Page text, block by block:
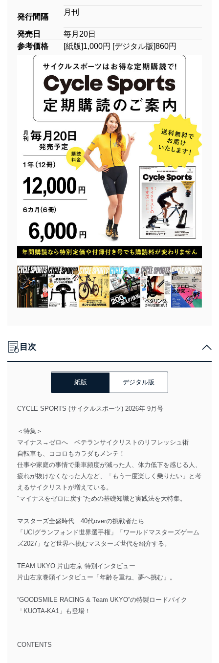
発行間隔
月刊
発売日
毎月20日
参考価格
[紙版]1,000円 [デジタル版]860円
目次
紙版 デジタル版
CYCLE SPORTS (サイクルスポーツ) 2026年 9月号
＜特集＞
マイナス→ゼロへ ベテランサイクリストのリフレッシュ術
自転車も、ココロもカラダもメンテ！
仕事や家庭の事情で乗車頻度が減った人、体力低下を感じる人、
疲れが抜けなくなった人など、「もう一度楽しく乗りたい」と考
えるサイクリストが増えている。
“マイナスをゼロに戻す”ための基礎知識と実践法を大特集。
マスターズ全盛時代 40代overの挑戦者たち
「UCIグランフォンド世界選手権」「ワールドマスターズゲーム
ズ2027」など世界へ挑むマスターズ世代を紹介する。
TEAM UKYO 片山右京 特別インタビュー
片山右京巻頭インタビュー「年齢を重ね、夢へ挑む」。
“GOODSMILE RACING & Team UKYO”の特製ロードバイク
「KUOTA-KA1」も登場！
CONTENTS